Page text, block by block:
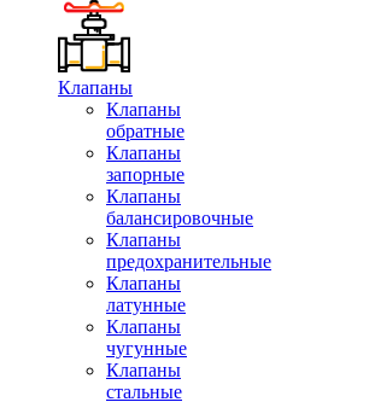
Клапаны
Клапаны
обратные
Клапаны
запорные
Клапаны
балансировочные
Клапаны
предохранительные
Клапаны
латунные
Клапаны
чугунные
Клапаны
стальные